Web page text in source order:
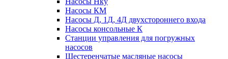
Насосы КМ
Насосы Д, 1Д, 4Д двухстороннего входа
Насосы консольные К
Станции управления для погружных
насосов
Шестеренчатые масляные насосы